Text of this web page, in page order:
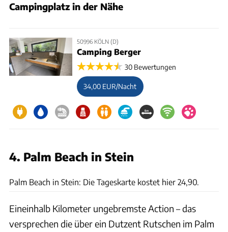
Campingplatz in der Nähe
50996 KÖLN (D)
Camping Berger
30 Bewertungen
34,00 EUR/Nacht
4. Palm Beach in Stein
Palm Beach in Stein: Die Tageskarte kostet hier 24,90.
Eineinhalb Kilometer ungebremste Action – das
versprechen die über ein Dutzent Rutschen im Palm